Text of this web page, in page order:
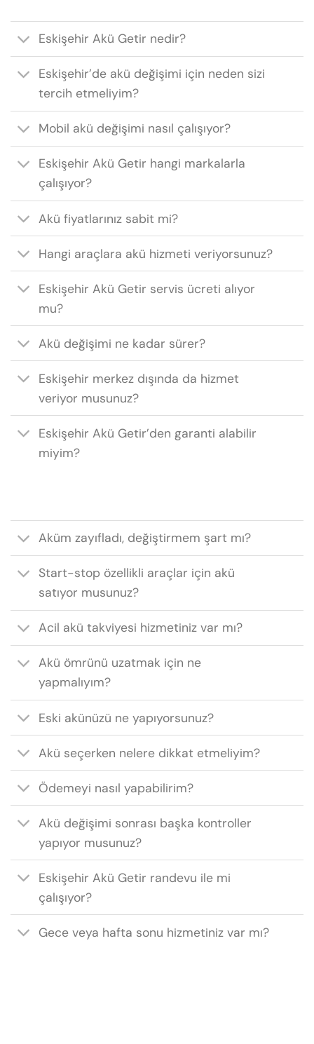
Eskişehir Akü Getir nedir?
Eskişehir’de akü değişimi için neden sizi
tercih etmeliyim?
Mobil akü değişimi nasıl çalışıyor?
Eskişehir Akü Getir hangi markalarla
çalışıyor?
Akü fiyatlarınız sabit mi?
Hangi araçlara akü hizmeti veriyorsunuz?
Eskişehir Akü Getir servis ücreti alıyor
mu?
Akü değişimi ne kadar sürer?
Eskişehir merkez dışında da hizmet
veriyor musunuz?
Eskişehir Akü Getir’den garanti alabilir
miyim?
Aküm zayıfladı, değiştirmem şart mı?
Start-stop özellikli araçlar için akü
satıyor musunuz?
Acil akü takviyesi hizmetiniz var mı?
Akü ömrünü uzatmak için ne
yapmalıyım?
Eski akünüzü ne yapıyorsunuz?
Akü seçerken nelere dikkat etmeliyim?
Ödemeyi nasıl yapabilirim?
Akü değişimi sonrası başka kontroller
yapıyor musunuz?
Eskişehir Akü Getir randevu ile mi
çalışıyor?
Gece veya hafta sonu hizmetiniz var mı?